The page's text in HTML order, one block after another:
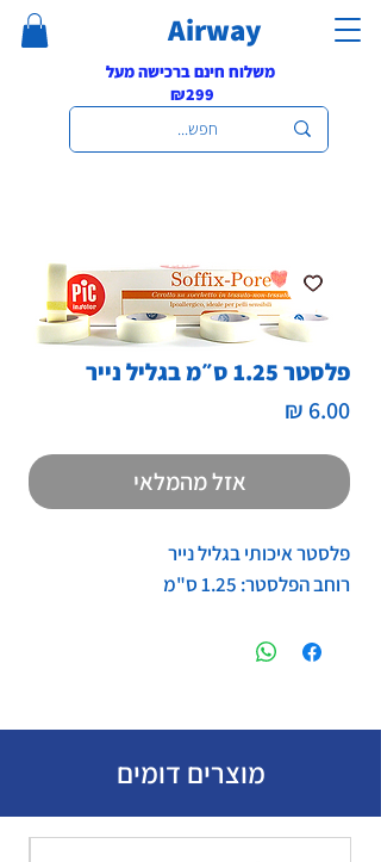
Airway
משלוח חינם ברכישה מעל
₪299
פלסטר 1.25 ס״מ בגליל נייר
אזל מהמלאי
פלסטר איכותי בגליל נייר
רוחב הפלסטר: 1.25 ס"מ
מוצרים דומים